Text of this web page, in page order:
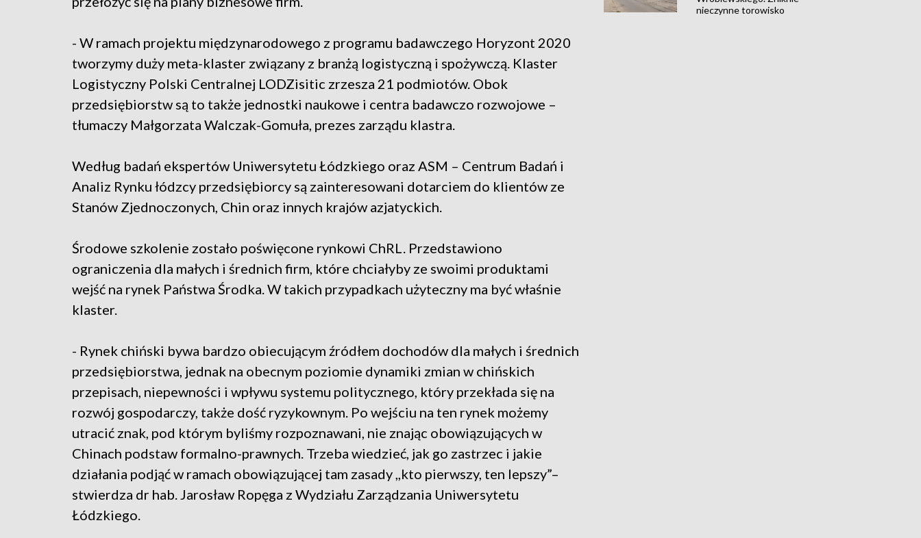
- W ramach projektu międzynarodowego z programu badawczego Horyzont 2020
tworzymy duży meta-klaster związany z branżą logistyczną i spożywczą. Klaster
Logistyczny Polski Centralnej LODZisitic zrzesza 21 podmiotów. Obok
przedsiębiorstw są to także jednostki naukowe i centra badawczo rozwojowe –
tłumaczy Małgorzata Walczak-Gomuła, prezes zarządu klastra.
Według badań ekspertów Uniwersytetu Łódzkiego oraz ASM – Centrum Badań i
Analiz Rynku łódzcy przedsiębiorcy są zainteresowani dotarciem do klientów ze
Stanów Zjednoczonych, Chin oraz innych krajów azjatyckich.
Środowe szkolenie zostało poświęcone rynkowi ChRL. Przedstawiono
ograniczenia dla małych i średnich firm, które chciałyby ze swoimi produktami
wejść na rynek Państwa Środka. W takich przypadkach użyteczny ma być właśnie
klaster.
- Rynek chiński bywa bardzo obiecującym źródłem dochodów dla małych i średnich
przedsiębiorstwa, jednak na obecnym poziomie dynamiki zmian w chińskich
przepisach, niepewności i wpływu systemu politycznego, który przekłada się na
rozwój gospodarczy, także dość ryzykownym. Po wejściu na ten rynek możemy
utracić znak, pod którym byliśmy rozpoznawani, nie znając obowiązujących w
Chinach podstaw formalno-prawnych. Trzeba wiedzieć, jak go zastrzec i jakie
działania podjąć w ramach obowiązującej tam zasady ,,kto pierwszy, ten lepszy”–
stwierdza dr hab. Jarosław Ropęga z Wydziału Zarządzania Uniwersytetu
Łódzkiego.
nieczynne torowisko